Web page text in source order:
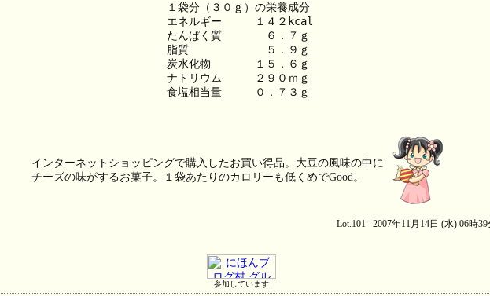
１袋分（３０ｇ）の栄養成分
エネルギー　　　１４２kcal
たんぱく質　　　　６．７ｇ
脂質　　　　　　　５．９ｇ
炭水化物　　　　１５．６ｇ
ナトリウム　　　２９０ｍｇ
食塩相当量　　　０．７３ｇ
インターネットショッピングで購入したお買い得品。大豆の風味の中に
チーズの味がするお菓子。１袋あたりのカロリーも低くめでGood。
Lot.101 2007年11月14日 (水) 06時39
↑参加しています↑